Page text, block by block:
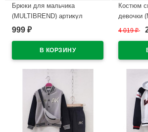
Брюки для мальчика
(MULTIBREND) артикул
SMK141-G39 размерный ряд
999 ₽
Костюм
девочки
арт.yb-
4 019₽